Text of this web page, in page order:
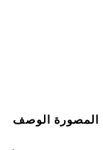
المصورة الوصف